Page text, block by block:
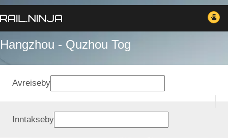
Hangzhou - Quzhou Tog
Avreiseby
Inntakseby